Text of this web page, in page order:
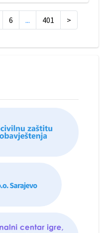
6 ... 401 >